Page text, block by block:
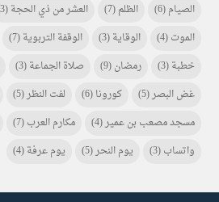
الصيام(6) الظلم(7) العشر من ذي الحجة(3)
الموت(4) الوقاية(3) الوقفة التربوية(7)
خطبة(3) رمضان(9) صلاة الجماعة(3)
غض البصر(5) كورونا(6) لفت النظر(5)
مسجد مصعب بن عمير(4) مكارم العرب(7)
واتساب(3) يوم النحر(5) يوم عرفة(4)